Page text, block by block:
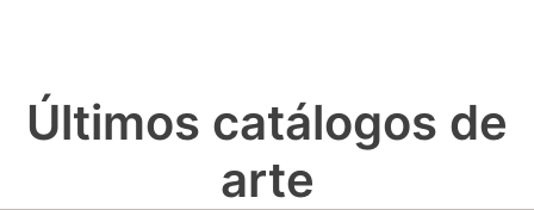
Últimos catálogos de
arte